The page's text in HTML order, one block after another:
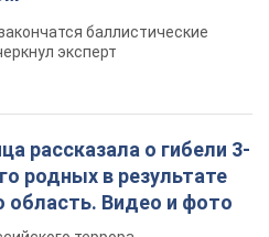
баллистические
эксперт
рассказала о гибели 3-
родных в результате
область. Видео и фото